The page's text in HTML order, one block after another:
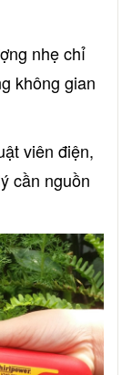
nhẹ chỉ
không gian
viên điện,
cần nguồn